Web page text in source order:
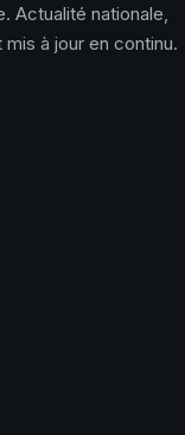
Actualité nationale,
à jour en continu.